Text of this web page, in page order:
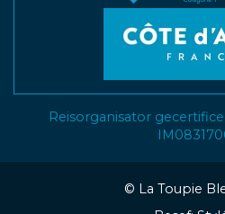
Reisorganisator
© La Toupie